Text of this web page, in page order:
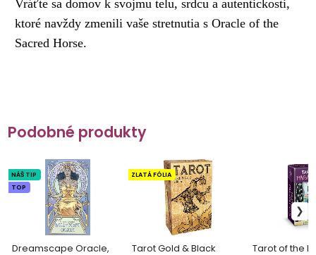
Vráťte sa domov k svojmu telu, srdcu a autentickosti,
ktoré navždy zmenili vaše stretnutia s Oracle of the
Sacred Horse.
Podobné produkty
Dreamscape Oracle,
NÁŠ TIP
TOP
Tarot Gold & Black
ZLATÁ FÓLIA
Tarot of the